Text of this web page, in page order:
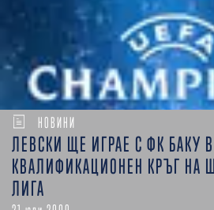
НОВИНИ
ЛЕВСКИ ЩЕ ИГРАЕ С ФК БАКУ
КВАЛИФИКАЦИОНЕН КРЪГ НА
ЛИГА